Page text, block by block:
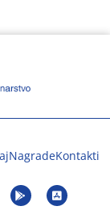
NagradeKontakti